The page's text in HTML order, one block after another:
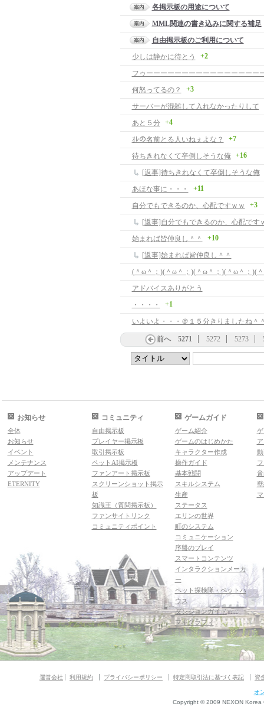
各掲示板の用途について
MML関連の書き込みに関する補足
自由掲示板のご利用について
少しは静かに待とう
+2
何怒ってるの？ +3
サーバーが混雑して入れなかったりして
あと５分 +4
ｵﾚの名前とる人いねぇよな？ +7
待ちきれなくて卒倒しそうな俺 +16
[返事]待ちきれなくて卒倒しそうな俺
あほな事に・・・
+11
自分でもできるのか、心配ですｗｗ +3
[返事]自分でもできるのか、心配です
始まれば皆仲良し＾＾
+10
[返事]始まれば皆仲良し＾＾
アドバイスありがとう
・・・・
+1
いよいよ・・・＠１５分きりましたね＾
前へ 5271 5272 5273
お知らせ
全体
お知らせ
イベント
メンテナンス
アップデート
ETERNITY
コミュニティ
自由掲示板
プレイヤー掲示板
取引掲示板
ペットAI掲示板
ファンアート掲示板
スクリーンショット掲示
板
知識王（質問掲示板）
ファンサイトリンク
コミュニティポイント
ゲームガイド
ゲーム紹介
ゲームのはじめかた
キャラクター作成
操作ガイド
基本戦闘
スキルシステム
生産
ステータス
エリンの世界
町のシステム
コミュニケーション
序盤のプレイ
スマートコンテンツ
インタラクションメーカ
ー
ペット探検隊・ペットハ
ウス
ダンジョンガイド
マギグラフィ
運営会社 利用規約 プライバシーポリシー 特定商取引法に基づく表記 資
オ
Copyright © 2009 NEXON Korea